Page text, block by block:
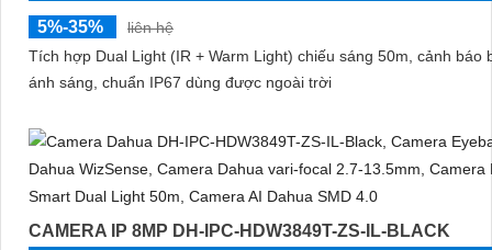
5%-35%
liên hệ
Tích hợp Dual Light (IR + Warm Light) chiếu sáng 50m, cảnh báo
ánh sáng, chuẩn IP67 dùng được ngoài trời
CAMERA IP 8MP DH-IPC-HDW3849T-ZS-IL-BLACK